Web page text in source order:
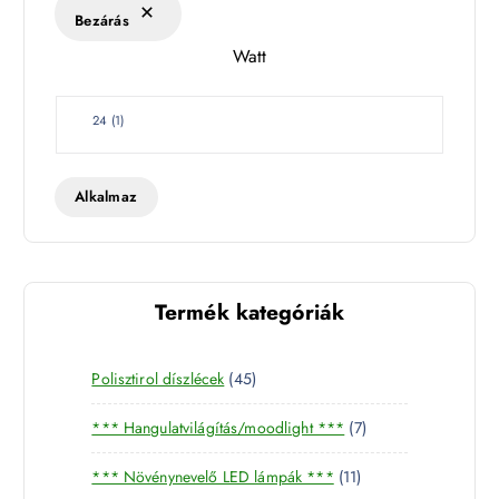
Bezárás
Watt
W
t
24 (1)
Alkalmaz
Termék kategóriák
Polisztirol díszlécek 454
5
t
e
r
*** Hangulatvilágítás/moodlight *** 77
t
*** Növénynevelő LED lámpák *** 111